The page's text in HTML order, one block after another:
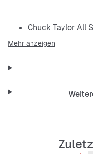
Chuck Taylor All
5-Loch-
Converse All
Sohle mit
Innenmaterial:
Mehr anzeigen